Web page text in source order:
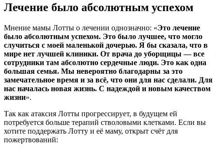
Лечение было абсолютным успехом
Мнение мамы Лотты о лечении однозначно: «Это лечение
было абсолютным успехом. Это было лучшее, что могло
случиться с моей маленькой дочерью. Я бы сказала, что в
мире нет лучшей клиники. От врача до уборщицы — все
сотрудники там абсолютно сердечные люди. Это как одна
большая семья. Мы невероятно благодарны за это
замечательное время и за всё, что они для нас сделали. Для
нас началась новая жизнь. С надеждой и новым качеством
жизни».
Так как атаксия Лотты прогрессирует, в будущем ей
потребуется больше терапий стволовыми клетками. Если вы
хотите поддержать Лотту и её маму, открыт счёт для
пожертвований: